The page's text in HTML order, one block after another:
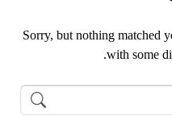
Sorry, but nothing matched
with some